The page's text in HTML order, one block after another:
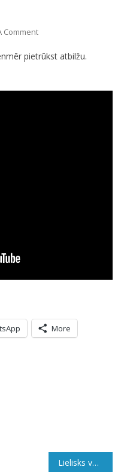
CommentOn
Ir
pietrūkst atbilžu.
More
Lielisks veids, kā pavadīt jau-nī-bu